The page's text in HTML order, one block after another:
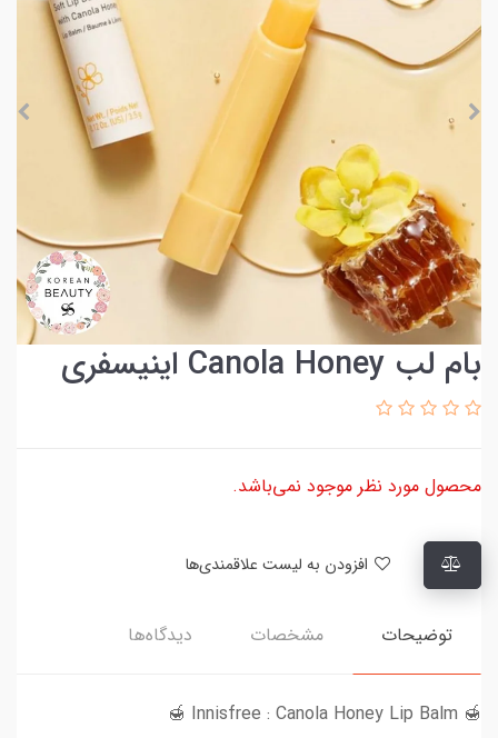
بام لب Canola Honey اینیسفری
محصول مورد نظر موجود نمی‌باشد.
توضیحات مشخصات دیدگاه‌ها
🍯 Innisfree : Canola Honey Lip Balm 🍯